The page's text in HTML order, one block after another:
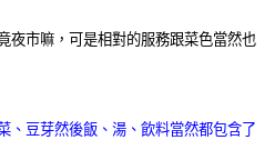
夜市嘛，可是相對的服務跟菜色當然也
、豆芽然後飯、湯、飲料當然都包含了